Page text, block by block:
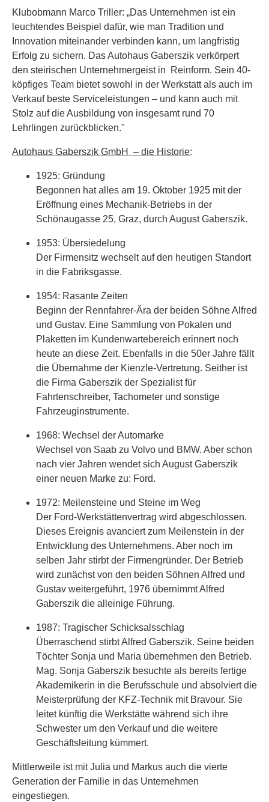
Klubobmann Marco Triller: „Das Unternehmen ist ein
leuchtendes Beispiel dafür, wie man Tradition und
Innovation miteinander verbinden kann, um langfristig
Erfolg zu sichern. Das Autohaus Gaberszik verkörpert
den steirischen Unternehmergeist in Reinform. Sein 40-
köpfiges Team bietet sowohl in der Werkstatt als auch im
Verkauf beste Serviceleistungen – und kann auch mit
Stolz auf die Ausbildung von insgesamt rund 70
Lehrlingen zurückblicken."
Autohaus Gaberszik GmbH – die Historie:
1925: Gründung
Begonnen hat alles am 19. Oktober 1925 mit der
Eröffnung eines Mechanik-Betriebs in der
Schönaugasse 25, Graz, durch August Gaberszik.
1953: Übersiedelung
Der Firmensitz wechselt auf den heutigen Standort
in die Fabriksgasse.
1954: Rasante Zeiten
Beginn der Rennfahrer-Ära der beiden Söhne Alfred
und Gustav. Eine Sammlung von Pokalen und
Plaketten im Kundenwartebereich erinnert noch
heute an diese Zeit. Ebenfalls in die 50er Jahre fällt
die Übernahme der Kienzle-Vertretung. Seither ist
die Firma Gaberszik der Spezialist für
Fahrtenschreiber, Tachometer und sonstige
Fahrzeuginstrumente.
1968: Wechsel der Automarke
Wechsel von Saab zu Volvo und BMW. Aber schon
nach vier Jahren wendet sich August Gaberszik
einer neuen Marke zu: Ford.
1972: Meilensteine und Steine im Weg
Der Ford-Werkstättenvertrag wird abgeschlossen.
Dieses Ereignis avanciert zum Meilenstein in der
Entwicklung des Unternehmens. Aber noch im
selben Jahr stirbt der Firmengründer. Der Betrieb
wird zunächst von den beiden Söhnen Alfred und
Gustav weitergeführt, 1976 übernimmt Alfred
Gaberszik die alleinige Führung.
1987: Tragischer Schicksalsschlag
Überraschend stirbt Alfred Gaberszik. Seine beiden
Töchter Sonja und Maria übernehmen den Betrieb.
Mag. Sonja Gaberszik besuchte als bereits fertige
Akademikerin in die Berufsschule und absolviert die
Meisterprüfung der KFZ-Technik mit Bravour. Sie
leitet künftig die Werkstätte während sich ihre
Schwester um den Verkauf und die weitere
Geschäftsleitung kümmert.
Mittlerweile ist mit Julia und Markus auch die vierte
Generation der Familie in das Unternehmen
eingestiegen.